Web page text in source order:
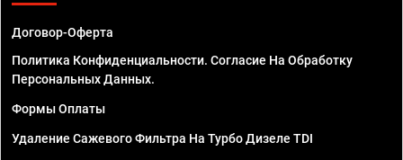
Договор-Оферта
Политика Конфиденциальности. Согласие На Обработку
Персональных Данных.
Формы Оплаты
Удаление Сажевого Фильтра На Турбо Дизеле TDI